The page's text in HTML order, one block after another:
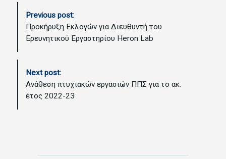
N
a
Previous post:
Προκήρυξη Εκλογών για Διευθυντή του
Ερευνητικού Εργαστηρίου Heron Lab
Next post:
Ανάθεση πτυχιακών εργασιών ΠΠΣ για το ακ.
έτος 2022-23